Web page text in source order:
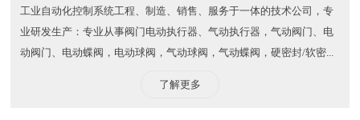
工业自动化控制系统工程、制造、销售、服务于一体的技术公司，专
业研发生产：专业从事阀门电动执行器、气动执行器，气动阀门、电
动阀门、电动蝶阀，电动球阀，气动球阀，气动蝶阀，硬密封/软密...
了解更多